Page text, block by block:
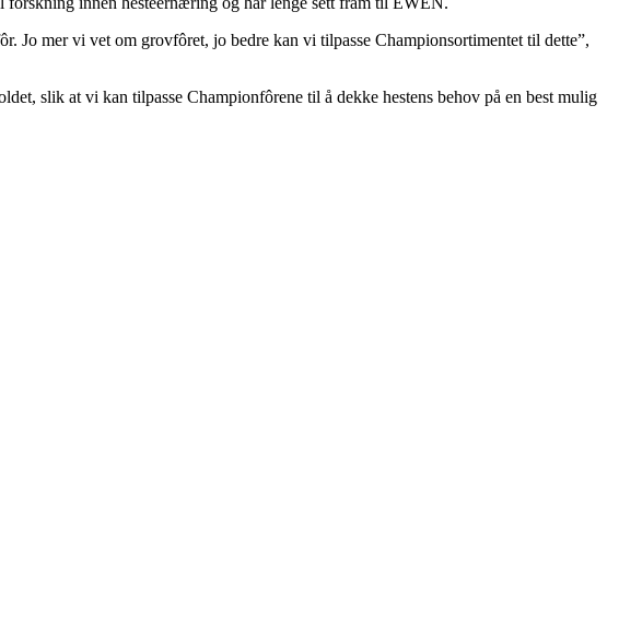
Jo mer vi vet om grovfôret, jo bedre kan vi tilpasse Championsortimentet til dette”,
slik at vi kan tilpasse Championfôrene til å dekke hestens behov på en best mulig